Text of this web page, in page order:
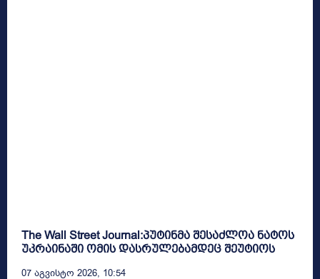
The Wall Street Journal:პუტინმა შესაძლოა ნატოს
უკრაინაში ომის დასრულებამდეც შეუტიოს
07 Აგვისტო 2026, 10:54